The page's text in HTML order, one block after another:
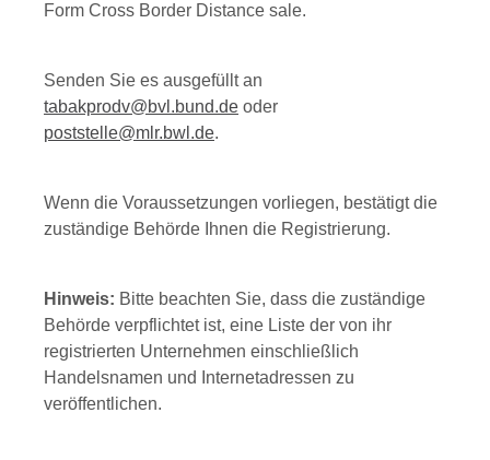
Form Cross Border Distance sale.
Senden Sie es ausgefüllt an
tabakprodv@bvl.bund.de oder
poststelle@mlr.bwl.de.
Wenn die Voraussetzungen vorliegen, bestätigt die
zuständige Behörde Ihnen die Registrierung.
Hinweis: Bitte beachten Sie, dass die zuständige
Behörde verpflichtet ist, eine Liste der von ihr
registrierten Unternehmen einschließlich
Handelsnamen und Internetadressen zu
veröffentlichen.